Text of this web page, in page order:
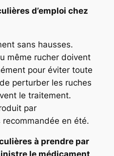
d’emploi chez
sans hausses.
même rucher doivent
pour éviter toute
perturber les ruches
le traitement.
par
recommandée en été.
à prendre par